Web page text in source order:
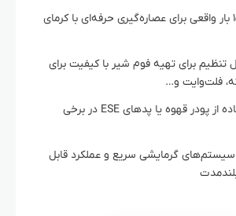
پمپ فشار ۱۵ بار واقعی برای عصاره‌گیری حرفه‌ای با کرمای
تنظیم برای تهیه فوم شیر با کیفیت برای
فلت‌وایت و…
قابلیت استفاده از پودر قهوه یا پدهای ESE در برخی
سیستم‌های گرمایشی سریع و عملکرد قابل